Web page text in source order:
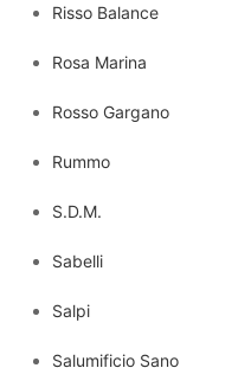
Risso Balance
Rosa Marina
Rosso Gargano
Rummo
S.D.M.
Sabelli
Salpi
Salumificio Sano